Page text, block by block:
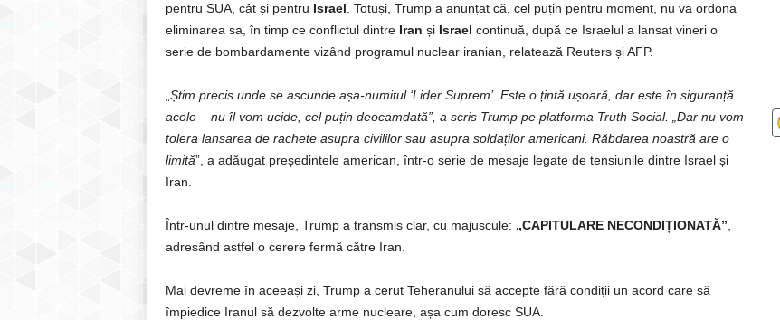
pentru SUA, cât și pentru Israel . Totuși, Trump a anunțat că, cel puțin pentru moment, nu va ordona
eliminarea sa, în timp ce conflictul dintre Iran și Israel continuă, după ce Israelul a lansat vineri o
serie de bombardamente vizând programul nuclear iranian, relatează Reuters și AFP.
Știm precis unde se ascunde așa-numitul ‘Lider Suprem’. Este o țintă ușoară, dar este în siguranță
acolo – nu îl vom ucide, cel puțin deocamdată”, a scris Trump pe platforma Truth Social. „Dar nu vom
tolera lansarea de rachete asupra civililor sau asupra soldaților americani. Răbdarea noastră are o
limită”, a adăugat președintele american, într-o serie de mesaje legate de tensiunile dintre Israel și
Iran.
Într-unul dintre mesaje, Trump a transmis clar, cu majuscule: „CAPITULARE NECONDIȚIONATĂ”
adresând astfel o cerere fermă către Iran.
Mai devreme în aceeași zi, Trump a cerut Teheranului să accepte fără condiții un acord care să
împiedice Iranul să dezvolte arme nucleare, așa cum doresc SUA.